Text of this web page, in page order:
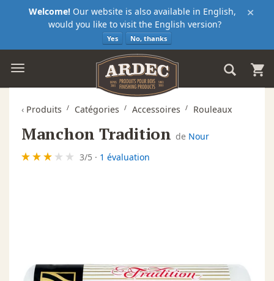
×
Welcome! Our website is also available in English,
would you like to visit the English version?
Yes No, thanks
‹ Produits Catégories Accessoires Rouleaux
Manchon Tradition de Nour
3/5 · 1 évaluation